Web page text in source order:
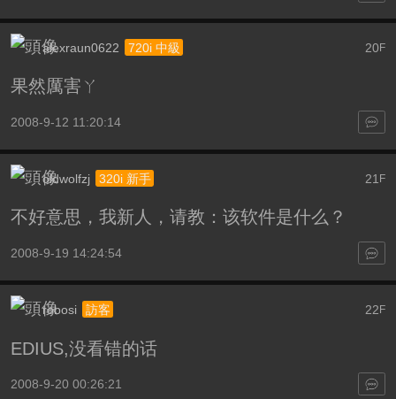
20F
alexraun0622 720i 中級
果然厲害ㄚ
2008-9-12 11:20:14
21 F
oldwolfzj 320i 新手
不好意思，我新人，请教：该软件是什么？
2008-9-19 14:24:54
22F
robosi 訪客
EDIUS,没看错的话
2008-9-20 00:26:21